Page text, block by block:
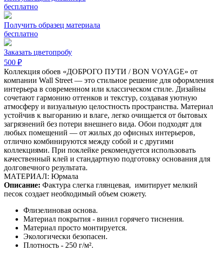
бесплатно
Получить образец материала
бесплатно
Заказать цветопробу
500 ₽
Коллекция обоев «ДОБРОГО ПУТИ / BON VOYAGE» от
компании Wall Street — это стильное решение для оформления
интерьера в современном или классическом стиле. Дизайны
сочетают гармонию оттенков и текстур, создавая уютную
атмосферу и визуальную целостность пространства. Материал
устойчив к выгоранию и влаге, легко очищается от бытовых
загрязнений без потери внешнего вида. Обои подходят для
любых помещений — от жилых до офисных интерьеров,
отлично комбинируются между собой и с другими
коллекциями. При поклейке рекомендуется использовать
качественный клей и стандартную подготовку основания для
долговечного результата.
МАТЕРИАЛ: Юрмала
Описание: Фактура слегка глянцевая, имитирует мелкий
песок создает необходимый объем сюжету.
Флизелиновая основа.
Материал покрытия - винил горячего тиснения.
Материал просто монтируется.
Экологически безопасен.
Плотность - 250 г/м².